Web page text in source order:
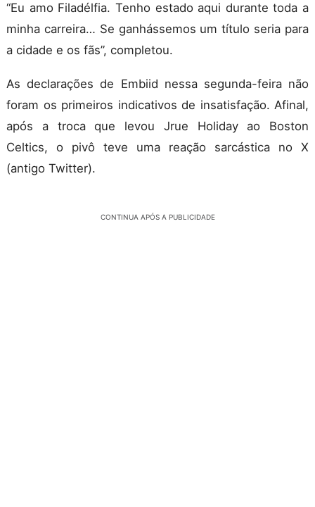
“Eu amo Filadélfia. Tenho estado aqui durante toda a
minha carreira… Se ganhássemos um título seria para
a cidade e os fãs”, completou.
As declarações de Embiid nessa segunda-feira não
foram os primeiros indicativos de insatisfação. Afinal,
após a troca que levou Jrue Holiday ao Boston
Celtics, o pivô teve uma reação sarcástica no X
(antigo Twitter).
CONTINUA APÓS A PUBLICIDADE